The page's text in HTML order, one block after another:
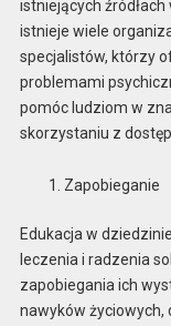
istniejących
istnieje wiele
specjalistów, którzy
problemami
pomóc ludziom w
skorzystaniu z
Zapobieganie
Edukacja w
leczenia i radzenia
zapobiegania ich
nawyków życiowych,